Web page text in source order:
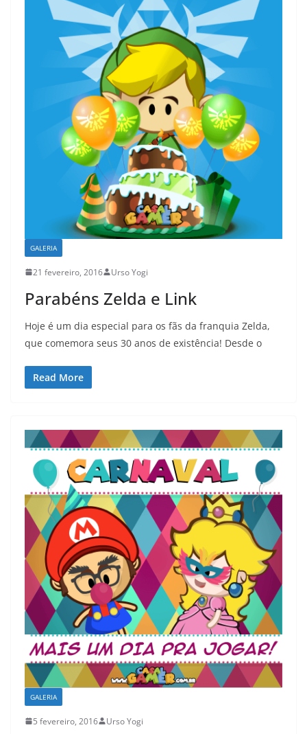
GALERIA
21 fevereiro, 2016 Urso Yogi
Parabéns Zelda e Link
Hoje é um dia especial para os fãs da franquia Zelda,
que comemora seus 30 anos de existência! Desde o
Read More
GALERIA
5 fevereiro, 2016 Urso Yogi